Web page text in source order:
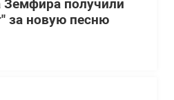
Земфира получили
за новую песню